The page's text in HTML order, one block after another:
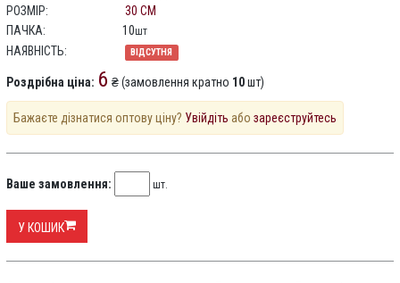
РОЗМІР:
30 СМ
ПАЧКА:
10шт
НАЯВНІСТЬ: ВІДСУТНЯ
Роздрібна ціна: 6 ₴ (замовлення кратно 10шт)
Бажаєте дізнатися оптову ціну? Увійдіть або зареєструйтесь
Ваше замовлення: шт.
У КОШИК